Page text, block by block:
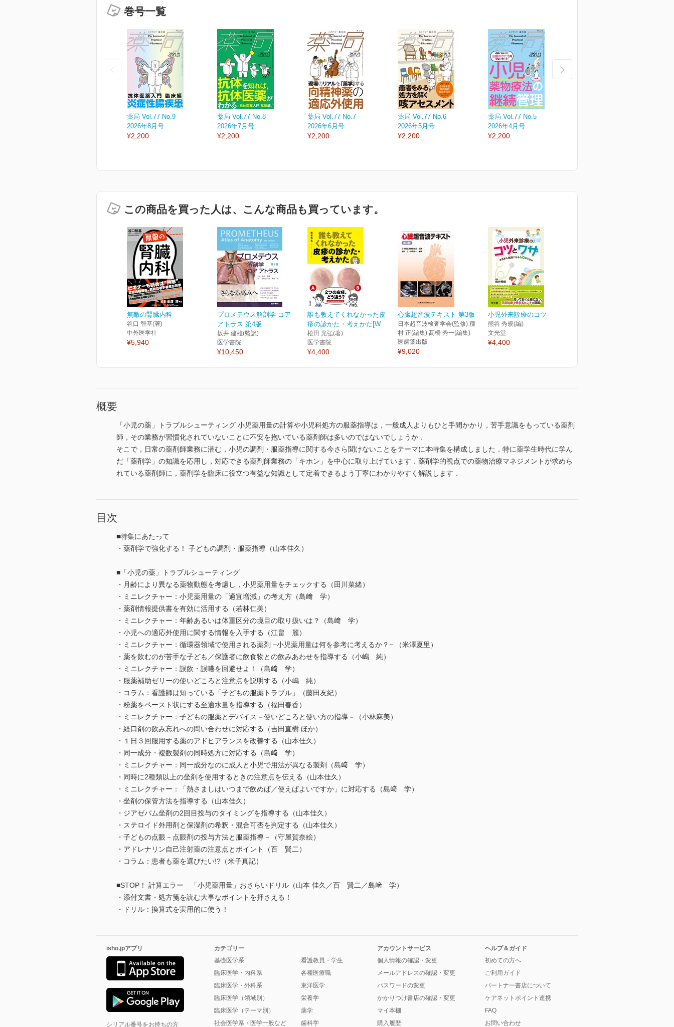
巻号一覧
薬局 Vol.77 No.9
2026年8月号
¥2,200
薬局 Vol.77 No.8
2026年7月号
¥2,200
薬局 Vol.77 No.7
2026年6月号
¥2,200
薬局 Vol.77 No.6
2026年5月号
¥2,200
薬局 Vol.77 No.5
2026年4月号
¥2,200
この商品を買った人は、こんな商品も買っています。
無敵の腎臓内科
谷口 智基(著)
中外医学社
¥5,940
プロメテウス解剖学 コア
アトラス 第4版
坂井 建雄(監訳)
医学書院
¥10,450
誰も教えてくれなかった皮
疹の診かた・考えかた[W...
松田 光弘(著)
医学書院
¥4,400
心臓超音波テキスト 第3版
日本超音波検査学会(監修) 種
村 正(編集) 髙橋 秀一(編集)
医歯薬出版
¥9,020
小児外来診療のコツとワザ
熊谷 秀規(編)
文光堂
¥4,400
概要
「小児の薬」トラブルシューティング 小児薬用量の計算や小児科処方の服薬指導は，一般成人よりもひと手間かかり，苦手意識をもっている薬剤
師，その業務が習慣化されていないことに不安を抱いている薬剤師は多いのではないでしょうか．
そこで，日常の薬剤師業務に潜む，小児の調剤・服薬指導に関する今さら聞けないことをテーマに本特集を構成しました．特に薬学生時代に学ん
だ「薬剤学」の知識を応用し，対応できる薬剤師業務の「キホン」を中心に取り上げています．薬剤学的視点での薬物治療マネジメントが求めら
れている薬剤師に，薬剤学を臨床に役立つ有益な知識として定着できるよう丁寧にわかりやすく解説します．
目次
■特集にあたって
・薬剤学で強化する！ 子どもの調剤・服薬指導（山本佳久）
■「小児の薬」トラブルシューティング
・月齢により異なる薬物動態を考慮し，小児薬用量をチェックする（田川菜緒）
・ミニレクチャー：小児薬用量の「適宜増減」の考え方（島﨑 学）
・薬剤情報提供書を有効に活用する（若林仁美）
・ミニレクチャー：年齢あるいは体重区分の境目の取り扱いは？（島﨑 学）
・小児への適応外使用に関する情報を入手する（江畠 麗）
・ミニレクチャー：循環器領域で使用される薬剤 −小児薬用量は何を参考に考えるか？− （米澤夏里）
・薬を飲むのが苦手な子ども／保護者に飲食物との飲みあわせを指導する（小嶋 純）
・ミニレクチャー：誤飲・誤嚥を回避せよ！（島﨑 学）
・服薬補助ゼリーの使いどころと注意点を説明する（小嶋 純）
・コラム：看護師は知っている「子どもの服薬トラブル」（藤田友紀）
・粉薬をペースト状にする至適水量を指導する（福田春香）
・ミニレクチャー：子どもの服薬とデバイス－使いどころと使い方の指導－（小林麻美）
・経口剤の飲み忘れへの問い合わせに対応する（吉田直樹 ほか）
・１日３回服用する薬のアドヒアランスを改善する（山本佳久）
・同一成分・複数製剤の同時処方に対応する（島﨑 学）
・ミニレクチャー：同一成分なのに成人と小児で用法が異なる製剤（島﨑 学）
・同時に2種類以上の坐剤を使用するときの注意点を伝える（山本佳久）
・ミニレクチャー：「熱さましはいつまで飲めば／使えばよいですか」に対応する（島﨑 学）
・坐剤の保管方法を指導する（山本佳久）
・ジアゼパム坐剤の2回目投与のタイミングを指導する（山本佳久）
・ステロイド外用剤と保湿剤の希釈・混合可否を判定する（山本佳久）
・子どもの点眼－点眼剤の投与方法と服薬指導－（守屋賀奈絵）
・アドレナリン自己注射薬の注意点とポイント（百 賢二）
・コラム：患者も薬を選びたい!?（米子真記）
■STOP！ 計算エラー 「小児薬用量」おさらいドリル（山本 佳久／百 賢二／島﨑 学）
・添付文書・処方箋を読む大事なポイントを押さえる！
・ドリル：換算式を実用的に使う！
isho.jpアプリ
シリアル番号をお持ちの方
カテゴリー
基礎医学系
臨床医学・内科系
臨床医学・外科系
臨床医学（領域別）
臨床医学（テーマ別）
社会医学系・医学一般など
看護教員・学生
各種医療職
東洋医学
栄養学
薬学
歯科学
アカウントサービス
個人情報の確認・変更
メールアドレスの確認・変更
パスワードの変更
かかりつけ書店の確認・変更
マイ本棚
購入履歴
ヘルプ＆ガイド
初めての方へ
ご利用ガイド
パートナー書店について
ケアネットポイント連携
FAQ
お問い合わせ